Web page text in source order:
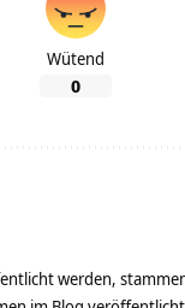
Wütend
0
werden,